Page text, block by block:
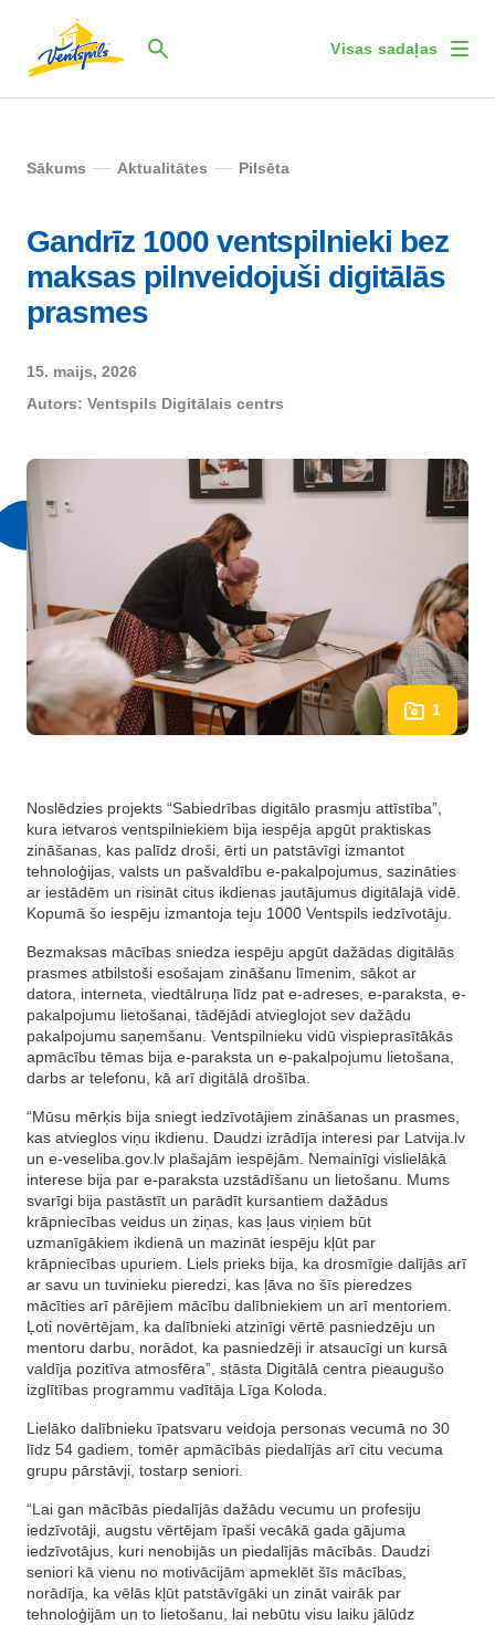
Visas sadaļas
Sākums Aktualitātes Pilsēta
Gandrīz 1000 ventspilnieki bez
maksas pilnveidojuši digitālās
prasmes
15. maijs, 2026
Autors: Ventspils Digitālais centrs
1
Noslēdzies projekts “Sabiedrības digitālo prasmju attīstība”,
kura ietvaros ventspilniekiem bija iespēja apgūt praktiskas
zināšanas, kas palīdz droši, ērti un patstāvīgi izmantot
tehnoloģijas, valsts un pašvaldību e-pakalpojumus, sazināties
ar iestādēm un risināt citus ikdienas jautājumus digitālajā vidē.
Kopumā šo iespēju izmantoja teju 1000 Ventspils iedzīvotāju.
Bezmaksas mācības sniedza iespēju apgūt dažādas digitālās
prasmes atbilstoši esošajam zināšanu līmenim, sākot ar
datora, interneta, viedtālruņa līdz pat e-adreses, e-paraksta, e-
pakalpojumu lietošanai, tādējādi atvieglojot sev dažādu
pakalpojumu saņemšanu. Ventspilnieku vidū vispieprasītākās
apmācību tēmas bija e-paraksta un e-pakalpojumu lietošana,
darbs ar telefonu, kā arī digitālā drošība.
“Mūsu mērķis bija sniegt iedzīvotājiem zināšanas un prasmes,
kas atvieglos viņu ikdienu. Daudzi izrādīja interesi par Latvija.lv
un e-veseliba.gov.lv plašajām iespējām. Nemainīgi vislielākā
interese bija par e-paraksta uzstādīšanu un lietošanu. Mums
svarīgi bija pastāstīt un parādīt kursantiem dažādus
krāpniecības veidus un ziņas, kas ļaus viņiem būt
uzmanīgākiem ikdienā un mazināt iespēju kļūt par
krāpniecības upuriem. Liels prieks bija, ka drosmīgie dalījās arī
ar savu un tuvinieku pieredzi, kas ļāva no šīs pieredzes
mācīties arī pārējiem mācību dalībniekiem un arī mentoriem.
Ļoti novērtējam, ka dalībnieki atzinīgi vērtē pasniedzēju un
mentoru darbu, norādot, ka pasniedzēji ir atsaucīgi un kursā
valdīja pozitīva atmosfēra”, stāsta Digitālā centra pieaugušo
izglītības programmu vadītāja Līga Koloda.
Lielāko dalībnieku īpatsvaru veidoja personas vecumā no 30
līdz 54 gadiem, tomēr apmācībās piedalījās arī citu vecuma
grupu pārstāvji, tostarp seniori.
“Lai gan mācībās piedalījās dažādu vecumu un profesiju
iedzīvotāji, augstu vērtējam īpaši vecākā gada gājuma
iedzīvotājus, kuri nenobijās un piedalījās mācībās. Daudzi
seniori kā vienu no motivācijām apmeklēt šīs mācības,
norādīja, ka vēlās kļūt patstāvīgāki un zināt vairāk par
tehnoloģijām un to lietošanu, lai nebūtu visu laiku jālūdz